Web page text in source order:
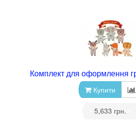
Комплект для оформлення
Купити
5,633 грн.